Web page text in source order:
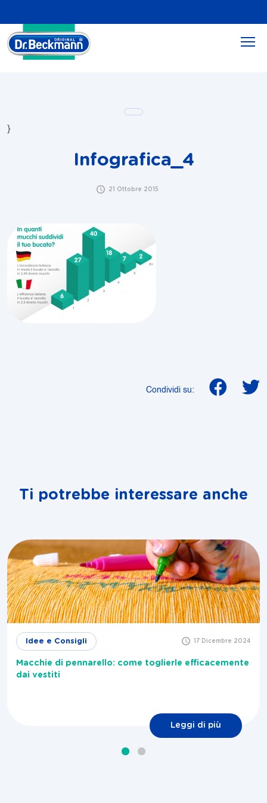
}
Infografica_4
21 Ottobre 2015
Condividi su:
Ti potrebbe interessare anche
Idee e Consigli 17 Dicembre 2024
Macchie di pennarello: come toglierle efficacemente
dai vestiti
Leggi di più